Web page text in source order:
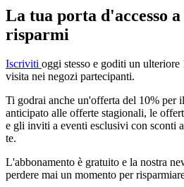
La tua porta d'accesso
risparmi
Iscriviti oggi stesso e goditi un ulteriore
visita nei negozi partecipanti.
Ti godrai anche un'offerta del 10% per
anticipato alle offerte stagionali, le
e gli inviti a eventi esclusivi con sconti
te.
L'abbonamento è gratuito e la nostra
perdere mai un momento per